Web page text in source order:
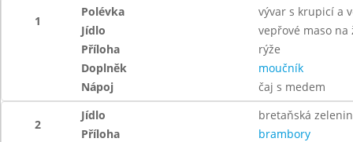
1
Polévka
vývar s krupicí a
Jídlo
vepřové maso na
Příloha
rýže
Doplněk
moučník
Nápoj
čaj s medem
2
Jídlo
bretaňská
Příloha
brambory